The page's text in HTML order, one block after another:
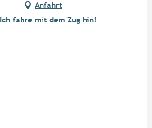
Anfahrt
Ich fahre mit dem Zug hin!